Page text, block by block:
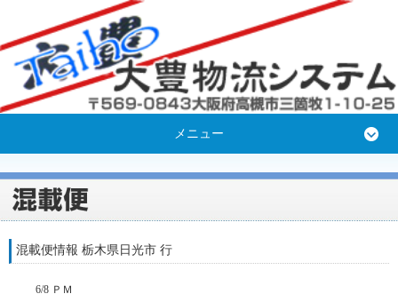
メニュー
混載便情報 栃木県日光市 行
6/8 ＰＭ